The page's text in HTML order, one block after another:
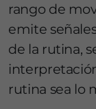
rango de
emite
de la rutina,
rutina sea lo